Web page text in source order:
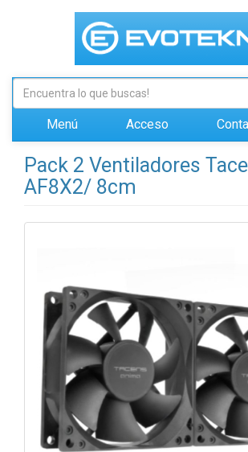
Menú Acceso
Pack 2 Ventiladores
AF8X2/ 8cm